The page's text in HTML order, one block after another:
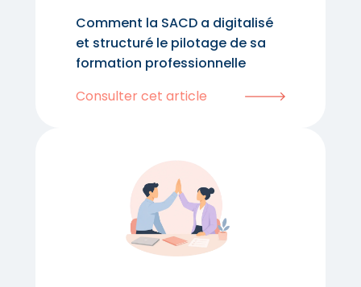
Comment la SACD a digitalisé
et structuré le pilotage de sa
formation professionnelle
Consulter cet article